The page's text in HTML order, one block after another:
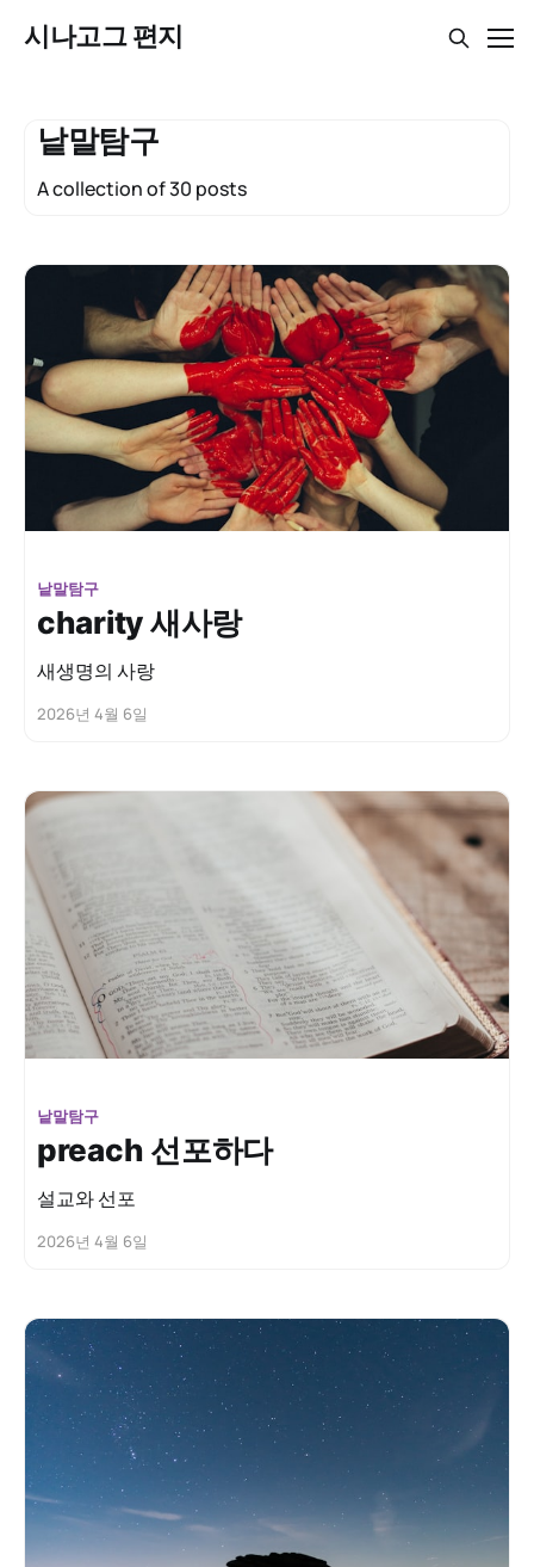
시나고그 편지
낱말탐구
A collection of 30 posts
낱말탐구
charity 새사랑
새생명의 사랑
2026년 4월 6일
낱말탐구
preach 선포하다
설교와 선포
2026년 4월 6일